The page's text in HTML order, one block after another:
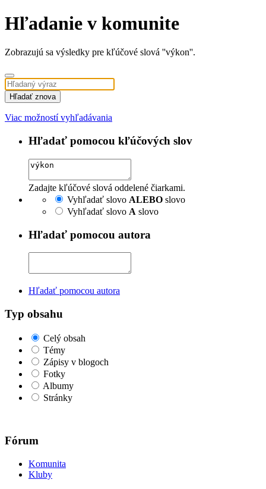
Hľadanie v komunite
Zobrazujú sa výsledky pre kľúčové slová ''výkon''.
Hľadať znova
Viac možností vyhľadávania
Hľadať pomocou kľúčových slov
Zadajte kľúčové slová oddelené čiarkami.
Vyhľadať slovo ALEBO slovo
Vyhľadať slovo A slovo
Hľadať pomocou autora
Hľadať pomocou autora
Typ obsahu
Celý obsah
Témy
Zápisy v blogoch
Fotky
Albumy
Stránky
Fórum
Komunita
Kluby